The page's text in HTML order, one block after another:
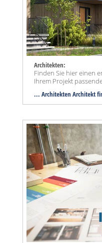
Architekten:
Finden Sie hier einen
Ihrem Projekt
... Architekten Architekt